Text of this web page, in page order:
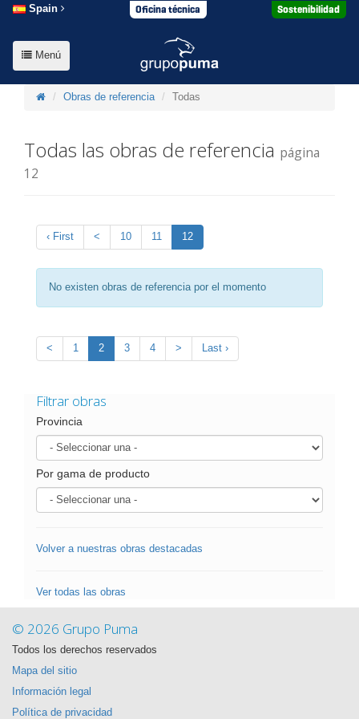
Spain Oficina técnica Sostenibilidad
Menú
Obras de referencia Todas
Todas las obras de referencia página
12
‹ First < 10 11 12
No existen obras de referencia por el momento
< 1 2 3 4 > Last ›
Filtrar obras
Provincia
Por gama de producto
Volver a nuestras obras destacadas
Ver todas las obras
© 2026 Grupo Puma
Todos los derechos reservados
Mapa del sitio
Información legal
Política de privacidad